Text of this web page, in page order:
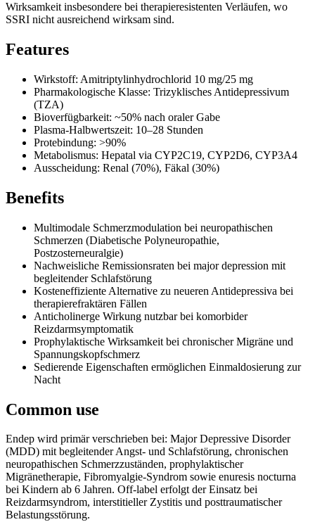
Wirksamkeit insbesondere bei therapieresistenten Verläufen, wo
SSRI nicht ausreichend wirksam sind.
Features
Wirkstoff: Amitriptylinhydrochlorid 10 mg/25 mg
Pharmakologische Klasse: Trizyklisches Antidepressivum
(TZA)
Bioverfügbarkeit: ~50% nach oraler Gabe
Plasma-Halbwertszeit: 10–28 Stunden
Protebindung: >90%
Metabolismus: Hepatal via CYP2C19, CYP2D6, CYP3A4
Ausscheidung: Renal (70%), Fäkal (30%)
Benefits
Multimodale Schmerzmodulation bei neuropathischen
Schmerzen (Diabetische Polyneuropathie,
Postzosterneuralgie)
Nachweisliche Remissionsraten bei major depression mit
begleitender Schlafstörung
Kosteneffiziente Alternative zu neueren Antidepressiva bei
therapierefraktären Fällen
Anticholinerge Wirkung nutzbar bei komorbider
Reizdarmsymptomatik
Prophylaktische Wirksamkeit bei chronischer Migräne und
Spannungskopfschmerz
Sedierende Eigenschaften ermöglichen Einmaldosierung zur
Nacht
Common use
Endep wird primär verschrieben bei: Major Depressive Disorder
(MDD) mit begleitender Angst- und Schlafstörung, chronischen
neuropathischen Schmerzzuständen, prophylaktischer
Migränetherapie, Fibromyalgie-Syndrom sowie enuresis nocturna
bei Kindern ab 6 Jahren. Off-label erfolgt der Einsatz bei
Reizdarmsyndrom, interstitieller Zystitis und posttraumatischer
Belastungsstörung.